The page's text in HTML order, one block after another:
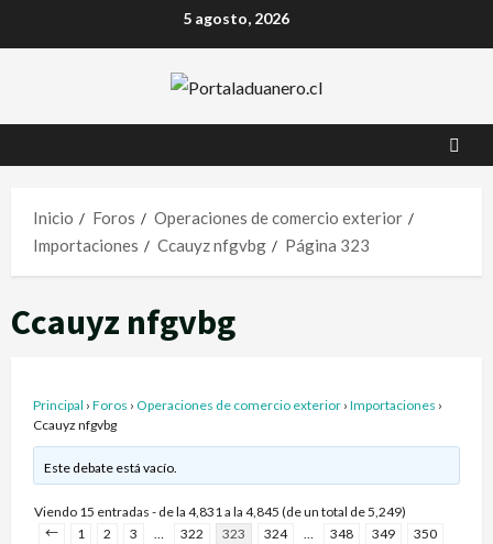
5 agosto, 2026
Inicio Foros
Operaciones de comercio exterior
Importaciones
Ccauyz nfgvbg Página 323
Ccauyz nfgvbg
Principal › Foros › Operaciones de comercio exterior › Importaciones ›
Ccauyz nfgvbg
Este debate está vacío.
Viendo 15 entradas - de la 4,831 a la 4,845 (de un total de 5,249)
←
1 2 3 … 322 323 324 … 348 349
350